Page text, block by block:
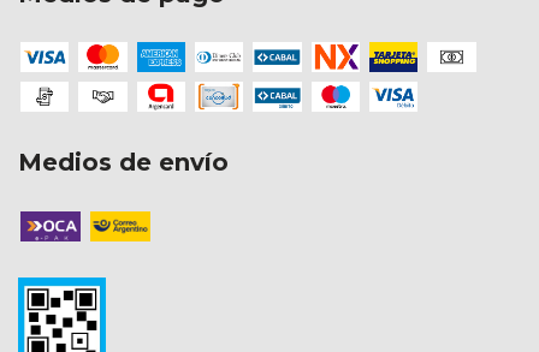
Medios de envío